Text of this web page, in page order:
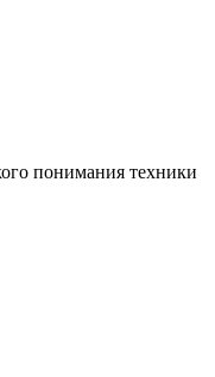
понимания техники